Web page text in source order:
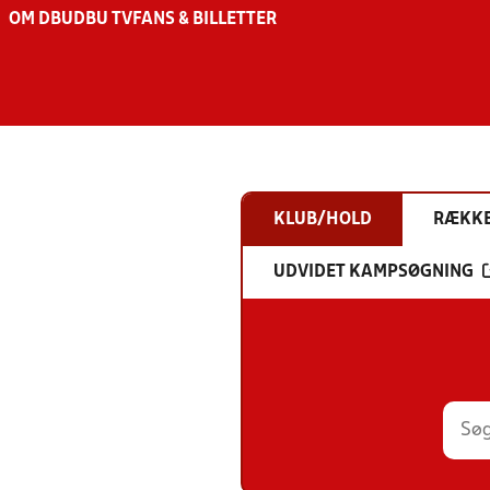
OM DBU DBU TV FANS & BILLETTER
KLUB/HOLD
UDVIDET KAMPSØGNING